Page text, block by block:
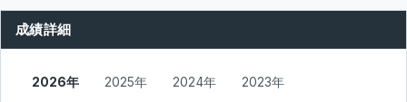
成績詳細
2026年 2025年 2024年 2023年